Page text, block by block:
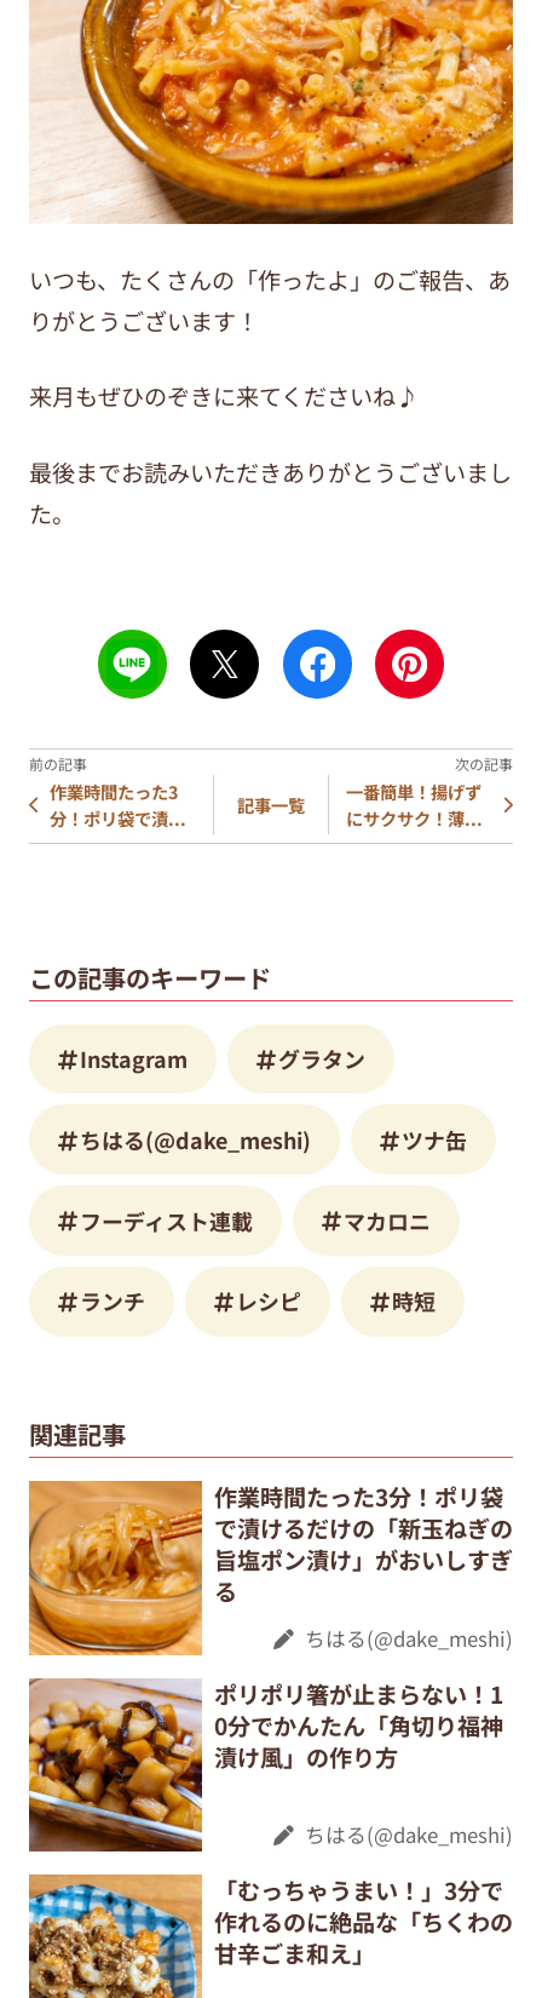
いつも、たくさんの「作ったよ」のご報告、あ
りがとうございます！
来月もぜひのぞきに来てくださいね♪
最後までお読みいただきありがとうございまし
た。
作業時間たった3
分！ポリ袋で漬...
記事一覧
一番簡単！揚げず
にサクサク！薄...
この記事のキーワード
Instagram グラタン
ちはる(@dake_meshi) ツナ缶
フーディスト連載 マカロニ
ランチ レシピ 時短
関連記事
作業時間たった3分！ポリ袋
で漬けるだけの「新玉ねぎの
旨塩ポン漬け」がおいしすぎ
る
ちはる(@dake_meshi)
ポリポリ箸が止まらない！1
0分でかんたん「角切り福神
漬け風」の作り方
ちはる(@dake_meshi)
「むっちゃうまい！」3分で
作れるのに絶品な「ちくわの
甘辛ごま和え」